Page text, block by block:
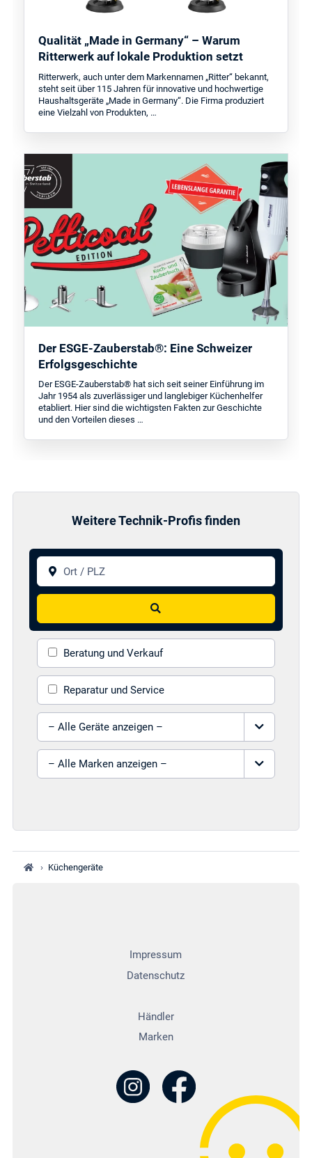
Qualität „Made in Germany“ – Warum
Ritterwerk auf lokale Produktion setzt
Ritterwerk, auch unter dem Markennamen „Ritter“ bekannt,
steht seit über 115 Jahren für innovative und hochwertige
Haushaltsgeräte „Made in Germany“. Die Firma produziert
eine Vielzahl von Produkten, …
Der ESGE-Zauberstab®: Eine Schweizer
Erfolgsgeschichte
Der ESGE-Zauberstab® hat sich seit seiner Einführung im
Jahr 1954 als zuverlässiger und langlebiger Küchenhelfer
etabliert. Hier sind die wichtigsten Fakten zur Geschichte
und den Vorteilen dieses …
Weitere Technik-Profis finden
Ort / PLZ
Suchen
Beratung und Verkauf
Reparatur und Service
Gerät auswählen
Marke auswählen
› Küchengeräte
Impressum
Datenschutz
Händler
Marken